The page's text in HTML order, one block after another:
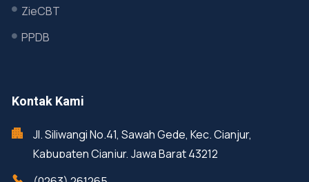
ZieCBT
PPDB
Kontak Kami
Jl. Siliwangi No.41, Sawah Gede, Kec. Cianjur,
Kabupaten Cianjur, Jawa Barat 43212